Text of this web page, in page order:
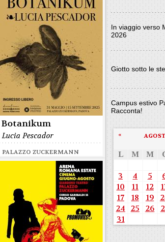
Botanikum
Lucia Pescador
PALAZZO ZUCKERMANN
In viaggio verso
2026
Giotto sotto le
Campus estivo
Racconta!
«
L M M
3
4 5
10
11 12
17
18 19
24
25 26
31